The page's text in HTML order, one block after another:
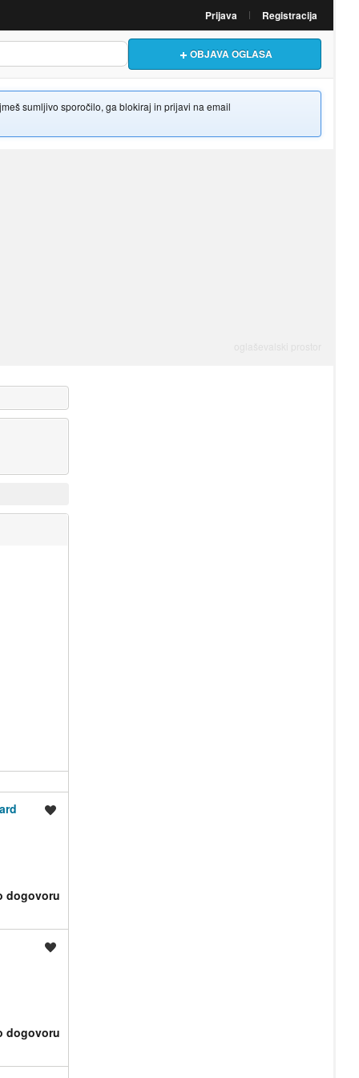
Prijava Registracija
OBJAVA OGLASA
sumljivo sporočilo, ga blokiraj in prijavi na email
dogovoru
dogovoru